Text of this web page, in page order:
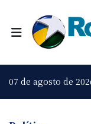
07 de agosto de